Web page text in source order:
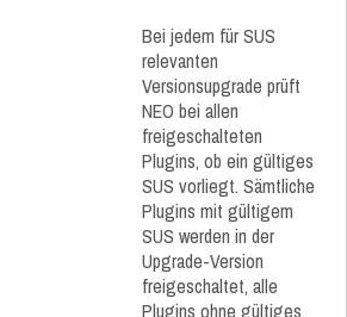
Bei jedem für SUS
relevanten
Versionsupgrade prüft
NEO bei allen
freigeschalteten
Plugins, ob ein gültiges
SUS vorliegt. Sämtliche
Plugins mit gültigem
SUS werden in der
Upgrade-Version
freigeschaltet, alle
Plugins ohne gültiges